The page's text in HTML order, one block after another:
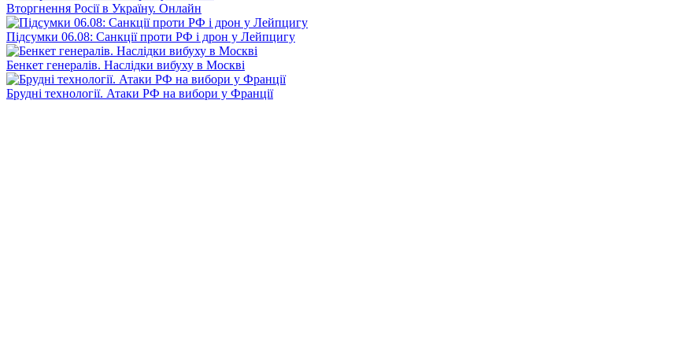
Вторгнення Росії в Україну. Онлайн
Підсумки 06.08: Санкції проти РФ і дрон у Лейпцигу
Бенкет генералів. Наслідки вибуху в Москві
Брудні технології. Атаки РФ на вибори у Франції